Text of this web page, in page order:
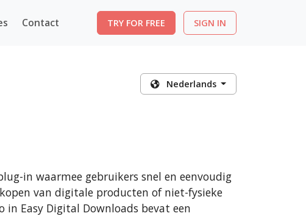
Contact TRY FOR FREE SIGN IN
Nederlands
in waarmee gebruikers snel en eenvoudig
van digitale producten of niet-fysieke
in Easy Digital Downloads bevat een